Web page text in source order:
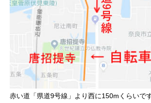
赤い道「県道9号線」より西に150mくらいで